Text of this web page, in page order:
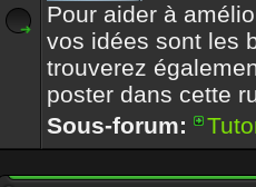
Pour aider à
vos idées sont les
trouverez
poster dans cette
Sous-forum: